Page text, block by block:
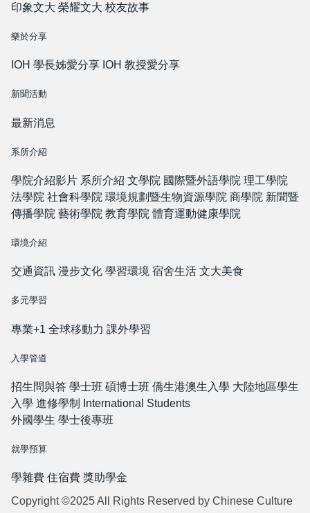
印象文大 榮耀文大 校友故事
樂於分享
IOH 學長姊愛分享 IOH 教授愛分享
新聞活動
最新消息
系所介紹
學院介紹影片 系所介紹 文學院 國際暨外語學院 理工學院
法學院 社會科學院 環境規劃暨生物資源學院 商學院 新聞暨
傳播學院 藝術學院 教育學院 體育運動健康學院
環境介紹
交通資訊 漫步文化 學習環境 宿舍生活 文大美食
多元學習
專業+1 全球移動力 課外學習
入學管道
招生問與答 學士班 碩博士班 僑生港澳生入學 大陸地區學生
入學 進修學制
International Students
外國學生 學士後專班
就學預算
學雜費 住宿費 獎助學金
Copyright ©2025 All Rights Reserved by Chinese Culture